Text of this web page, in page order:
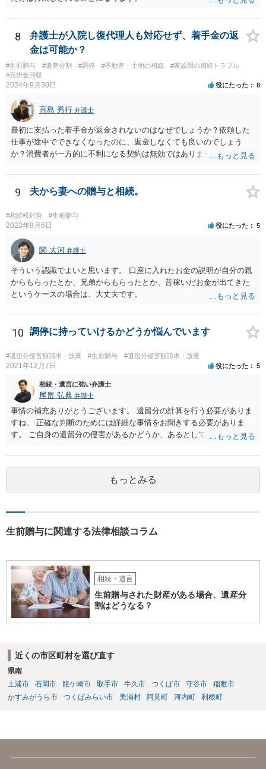
8
弁護士が入院し復代理人も対応せず、着手金の返
金は可能か？
#生前贈与 #遺産分割 #調停 #不動産・土地の相続
#家族間の相続トラブル
#売掛金回収
2024年9月30日 役にたった 8
高島 秀行 弁護士
最初に支払った着手金が返金されないのはなぜでしょうか？依頼した
仕事が途中でできなくなったのに、返金しなくても良いのでしょう
か？消費者が一方的に不利になる契約は無効ではありませんか？
務があると思います。 倒れた弁護士が所属する弁護士会に相談さ
れた方がよいと思います。 倒れた弁護士は脳梗塞で倒れたようで
すが、 判断能力があり、復代理を倒れた弁護士の判断で復代理を
選任したのか 即ち、復代理人の選任は有効なのかという問題もあ
ると思います。
9 夫から妻への贈与と相続。
#相続税対策 #生前贈与
2023年9月6日 役にたった 5
関 大河 弁護士
そういう認識でよいと思います。 口座に入れたお金の説明が自分の親
からもらったとか、兄弟からもらったとか、昔稼いだお金が出てきた
というケースの場合は、大丈夫です。
10 調停に持っていけるかどうか悩んでいます
#遺留分侵害額請求・放棄 #生前贈与 #遺留分侵害額請求・放棄
2021年12月7日 役にたった 5
相続・遺言に強い弁護士
尾畠 弘典 弁護士
事情の補充ありがとうございます。 遺留分の計算を行う必要がありま
すね。 正確な判断のためには詳細な事情をお聞きする必要がありま
す。 ご自身の遺留分の侵害があるかどうか、あるとしてどの程度の金
相談されるのが良いと思います。
もっとみる
生前贈与に関連する法律相談コラム
相続・遺言
生前贈与された財産がある場合、遺産分
割はどうなる？
近くの市区町村を選び直す
県南
土浦市
石岡市 龍ケ崎市 取手市 牛久市 つくば市 守谷市
稲敷市
かすみがうら市
つくばみらい市 美浦村 阿見町 河内町 利根町